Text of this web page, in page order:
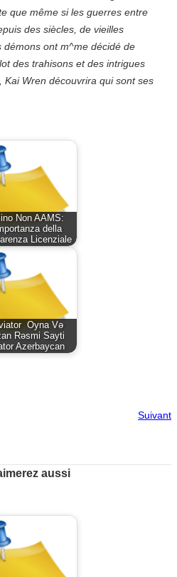
que même si les guerres entre
des siècles, de vieilles
ont m^me décidé de
des trahisons et des intrigues
Wren découvrira qui sont ses
Non AAMS:
della
Licenziale
Oyna Və
Rəsmi Sayti
Azerbaycan
Suivant
aussi